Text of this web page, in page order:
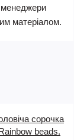
менеджери
матеріалом.
сорочка
beads.